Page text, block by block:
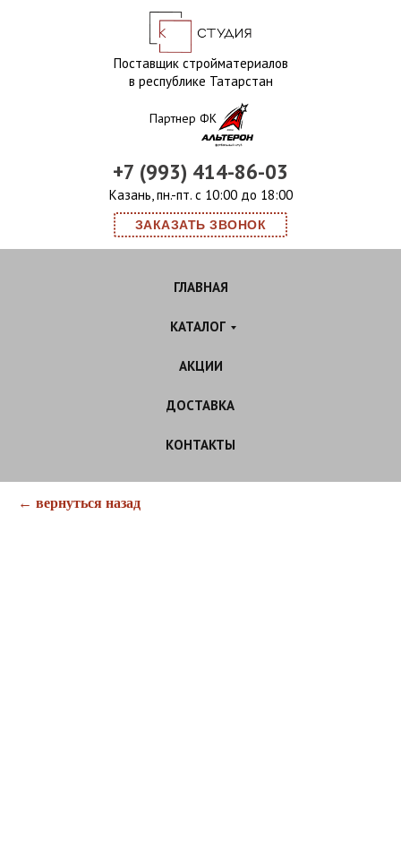
Поставщик стройматериалов
в республике Татарстан
+7 (993) 414-86-03
Казань, пн.-пт. с 10:00 до 18:00
ЗАКАЗАТЬ ЗВОНОК
Партнер ФК
ГЛАВНАЯ
КАТАЛОГ
АКЦИИ
ДОСТАВКА
КОНТАКТЫ
← вернуться назад